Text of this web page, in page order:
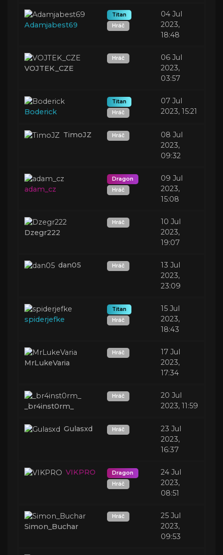
Adamjabest69
Titan
Hráč
04 Jul
2023,
18:48
VOJTEK_CZE
Hráč
06 Jul
2023,
03:57
Boderick
Titan
Hráč
07 Jul
2023, 15:21
TimoJZ Hráč
08 Jul
2023,
09:32
adam_cz
Dragon
Hráč
09 Jul
2023,
15:08
Dzegr222
Hráč
10 Jul
2023,
19:07
dan05 Hráč
13 Jul
2023,
23:09
spiderjefke
Titan
Hráč
15 Jul
2023,
18:43
MrLukeVaria
Hráč
17 Jul
2023,
17:34
_br4inst0rm_
Hráč
20 Jul
2023, 11:59
Gulasxd Hráč
23 Jul
2023,
16:37
VIKPRO
Dragon
Hráč
24 Jul
2023,
08:51
Simon_Buchar
Hráč
25 Jul
2023,
09:53